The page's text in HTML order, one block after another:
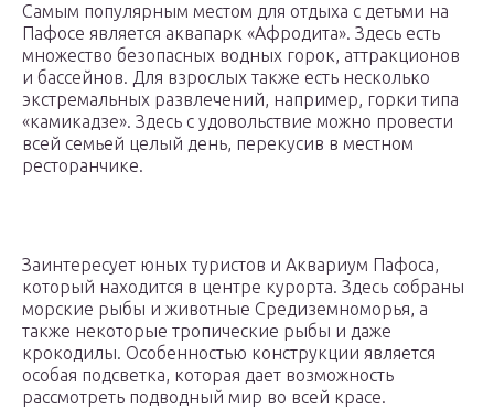
Самым популярным местом для отдыха с детьми на
Пафосе является аквапарк «Афродита». Здесь есть
множество безопасных водных горок, аттракционов
и бассейнов. Для взрослых также есть несколько
экстремальных развлечений, например, горки типа
«камикадзе». Здесь с удовольствие можно провести
всей семьей целый день, перекусив в местном
ресторанчике.
Заинтересует юных туристов и Аквариум Пафоса,
который находится в центре курорта. Здесь собраны
морские рыбы и животные Средиземноморья, а
также некоторые тропические рыбы и даже
крокодилы. Особенностью конструкции является
особая подсветка, которая дает возможность
рассмотреть подводный мир во всей красе.